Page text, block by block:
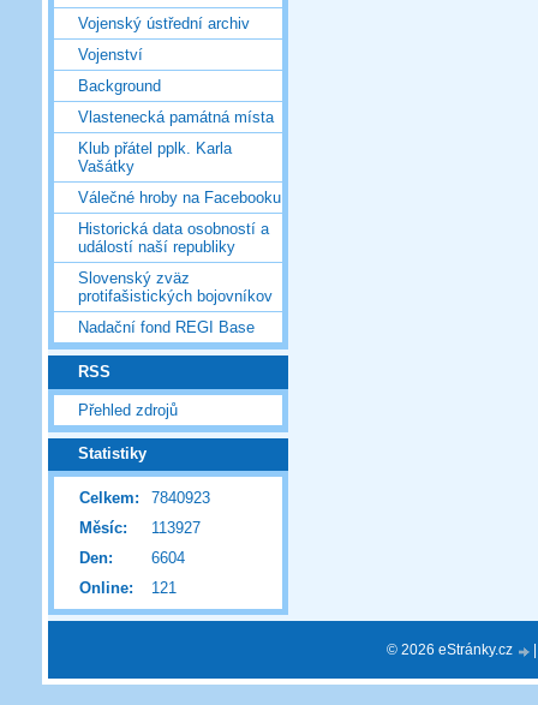
Vojenský ústřední archiv
Vojenství
Background
Vlastenecká památná místa
Klub přátel pplk. Karla
Vašátky
Válečné hroby na Facebooku
Historická data osobností a
událostí naší republiky
Slovenský zväz
protifašistických bojovníkov
Nadační fond REGI Base
RSS
Přehled zdrojů
Statistiky
Online: 121
Celkem:
7840923
Měsíc:
113927
Den:
6604
© 2026 eStránky.cz